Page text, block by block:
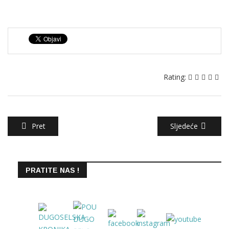
Rating:
Pret Sljedeće
PRATITE NAS !